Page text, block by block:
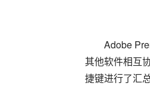
Adobe
其他软件相互
捷键进行了汇